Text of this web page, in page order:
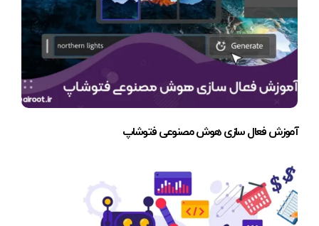
آموزش فعال سازی هوش مصنوعی فتوشاپ